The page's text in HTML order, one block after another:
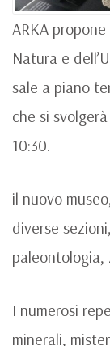
ARKA
Natura e
sale a piano
che si
10:30.
il nuovo
diverse
paleontologia,
I numerosi
minerali,